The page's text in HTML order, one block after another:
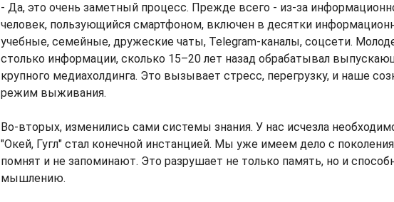
- Да, это очень заметный процесс. Прежде всего - из-за
человек, пользующийся смартфоном, включен в десятки
учебные, семейные, дружеские чаты, Telegram-каналы, соцсети.
столько информации, сколько 15–20 лет назад обрабатывал
крупного медиахолдинга. Это вызывает стресс, перегрузку, и наше
режим выживания.
Во-вторых, изменились сами системы знания. У нас исчезла
"Окей, Гугл" стал конечной инстанцией. Мы уже имеем дело с
помнят и не запоминают. Это разрушает не только память, но и
мышлению.